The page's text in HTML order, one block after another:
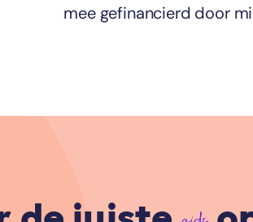
mee gefinancierd door